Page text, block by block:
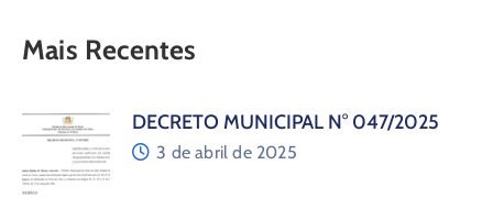
Mais Recentes
DECRETO MUNICIPAL N° 047/2025
3 de abril de 2025